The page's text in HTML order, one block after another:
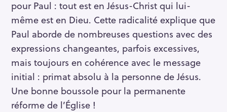
pour Paul : tout est en Jésus-Christ qui lui-
même est en Dieu. Cette radicalité explique que
Paul aborde de nombreuses questions avec des
expressions changeantes, parfois excessives,
mais toujours en cohérence avec le message
initial : primat absolu à la personne de Jésus.
Une bonne boussole pour la permanente
réforme de l’Église !